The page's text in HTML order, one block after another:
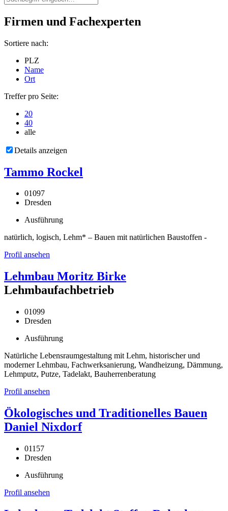
Firmen und Fachexperten
Sortiere nach:
PLZ
Name
Ort
Treffer pro Seite:
20
40
alle
Details anzeigen
Tammo Rockel
01097
Dresden
Ausführung
natürlich, logisch, Lehm* – Bauen mit natürlichen Baustoffen -
Profil ansehen
Lehmbau Moritz Birke
Lehmbaufachbetrieb
01099
Dresden
Ausführung
Natürliche Lebensraumgestaltung mit Lehm, historischer und
moderner Lehmbau, Fachwerksanierung, Wandheizung, Dämmung,
Lehmputz, Putze, Tadelakt, Bauherrenberatung
Profil ansehen
Ökologisches und Traditionelles Bauen
Daniel Nixdorf
01157
Dresden
Ausführung
Profil ansehen